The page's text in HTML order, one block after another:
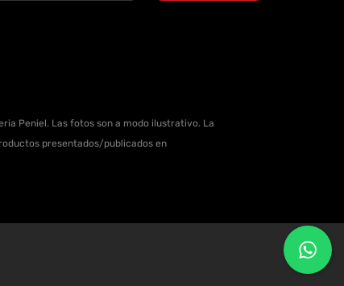
Peniel. Las fotos son a modo ilustrativo. La
presentados/publicados en